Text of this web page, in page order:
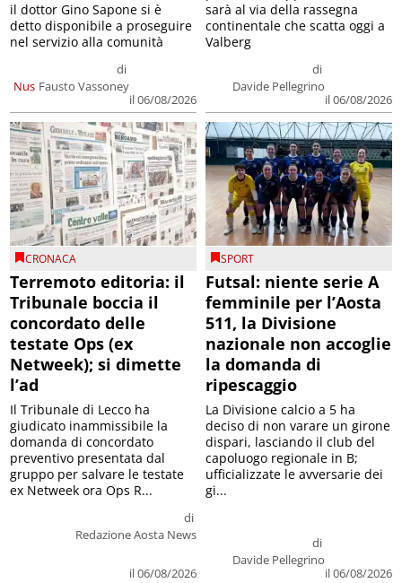
Nus
di
Fausto Vassoney
il 06/08/2026
il dottor Gino Sapone si è
detto disponibile a proseguire
nel servizio alla comunità
di
Davide Pellegrino
il 06/08/2026
sarà al via della rassegna
continentale che scatta oggi a
Valberg
CRONACA
Terremoto editoria: il
Tribunale boccia il
concordato delle
testate Ops (ex
Netweek); si dimette
l’ad
di
Redazione Aosta News
il 06/08/2026
Il Tribunale di Lecco ha
giudicato inammissibile la
domanda di concordato
preventivo presentata dal
gruppo per salvare le testate
ex Netweek ora Ops R...
SPORT
Futsal: niente serie A
femminile per l’Aosta
511, la Divisione
nazionale non accoglie
la domanda di
ripescaggio
di
Davide Pellegrino
il 06/08/2026
La Divisione calcio a 5 ha
deciso di non varare un girone
dispari, lasciando il club del
capoluogo regionale in B;
ufficializzate le avversarie dei
gi...